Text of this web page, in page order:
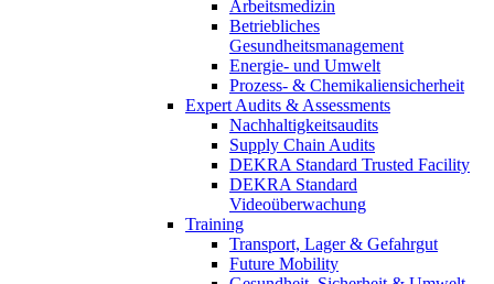
Arbeitsmedizin
Betriebliches
Gesundheitsmanagement
Energie- und Umwelt
Prozess- & Chemikaliensicherheit
Expert Audits & Assessments
Nachhaltigkeitsaudits
Supply Chain Audits
DEKRA Standard Trusted Facility
DEKRA Standard
Videoüberwachung
Training
Transport, Lager & Gefahrgut
Future Mobility